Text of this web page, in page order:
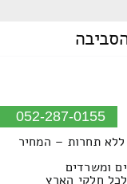
052-287-0155
ללא תחרות – המחיר
ומשרדים
חלקי הארץ